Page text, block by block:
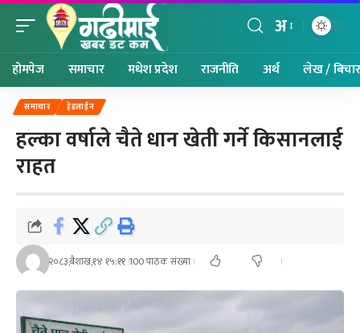
अ
होमपेज समाचार मधेश प्रदेश राजनीति अर्थ लेख / बिचार
समाचार हेडलाईन
हल्का वर्षाले चैते धान खेती गर्ने किसानलाई
राहत
२०८३,बैशाख,१४ १५:११ 100 पाठक संख्या